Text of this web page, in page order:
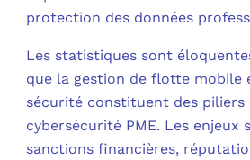
protection des données
Les statistiques sont
que la gestion de flotte mobile
sécurité constituent des piliers
cybersécurité PME. Les enjeux
sanctions financières,